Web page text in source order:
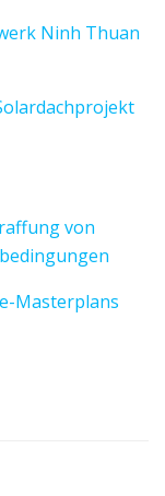
Ninh Thuan
von
Masterplans